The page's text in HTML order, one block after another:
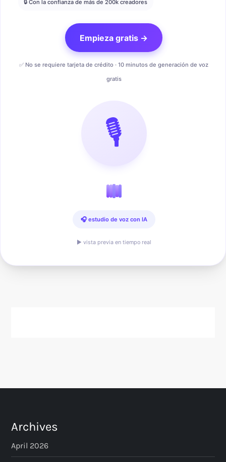
🔒 Con la confianza de más de 200k creadores
Empieza gratis →
✅ No se requiere tarjeta de crédito · 10 minutos de generación de voz
gratis
🎙️
🎧 estudio de voz con IA
▶ vista previa en tiempo real
Archives
April 2026